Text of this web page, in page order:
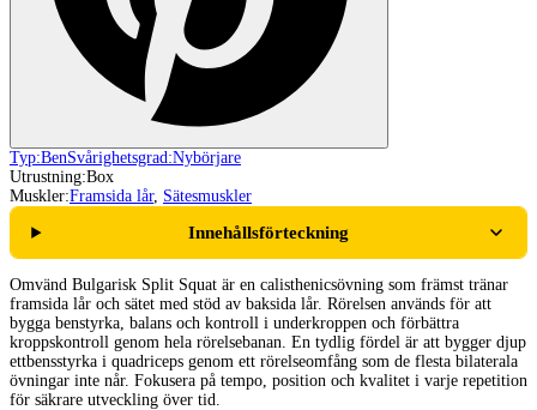
Typ:BenSvårighetsgrad:Nybörjare
Utrustning:Box
Muskler:Framsida lår, Sätesmuskler
Innehållsförteckning
Omvänd Bulgarisk Split Squat är en calisthenicsövning som främst tränar
framsida lår och sätet med stöd av baksida lår. Rörelsen används för att
bygga benstyrka, balans och kontroll i underkroppen och förbättra
kroppskontroll genom hela rörelsebanan. En tydlig fördel är att bygger djup
ettbensstyrka i quadriceps genom ett rörelseomfång som de flesta bilaterala
övningar inte når. Fokusera på tempo, position och kvalitet i varje repetition
för säkrare utveckling över tid.